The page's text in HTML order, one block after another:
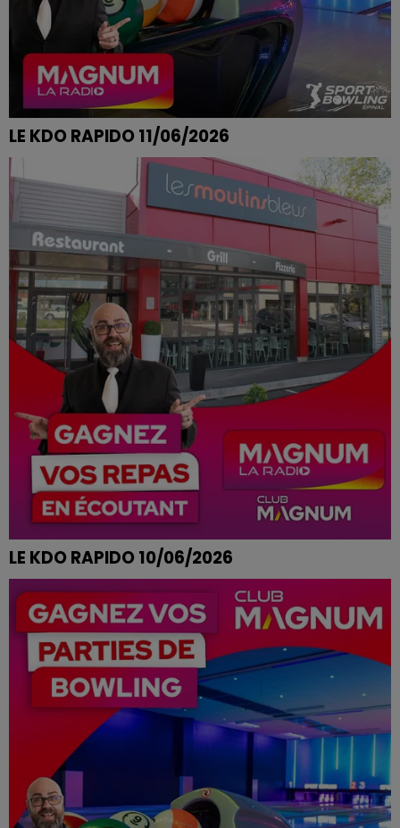
LE KDO RAPIDO 11/06/2026
JULIE DE CHARMES REMPORTE SES PARTIES DE
BOWLING CHEZ SPORT BOWLING A EPINAL
LE KDO RAPIDO 10/06/2026
AGNES DE SANDAUCOURT REMPORTE SON REPAS AUX
MOULINS BLEUS A EPINAL